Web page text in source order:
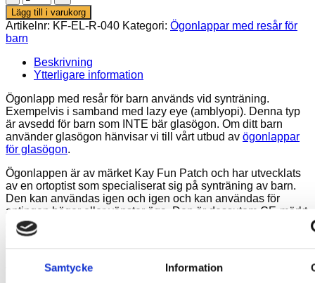
Samtycke Information
med
resår
-
Happy
Frogs
mängd
Lägg till i varukorg
Artikelnr: KF-EL-R-040 Kategori: Ögonlappar med resår för
barn
Beskrivning
Ytterligare information
Ögonlapp med resår för barn används vid synträning.
Exempelvis i samband med lazy eye (amblyopi). Denna typ
är avsedd för barn som INTE bär glasögon. Om ditt barn
använder glasögon hänvisar vi till vårt utbud av ögonlappar
för glasögon.
Ögonlappen är av märket Kay Fun Patch och har utvecklats
av en ortoptist som specialiserat sig på synträning av barn.
Den kan användas igen och igen och kan användas för
antingen höger eller vänster öga. Den är dessutom CE-märkt
och säker att använda på hud. Den kan handtvättas med
efterföljande lufttorkning.
Användning